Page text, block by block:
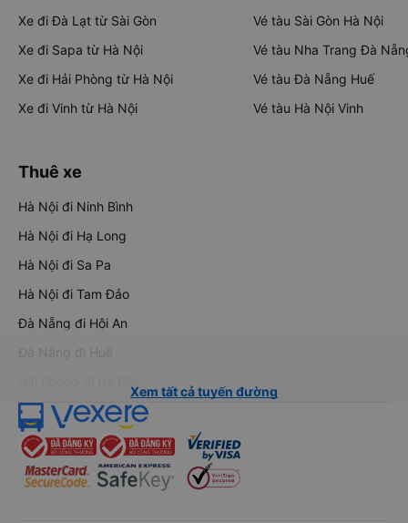
Xe đi Đà Lạt từ Sài Gòn
Xe đi Sapa từ Hà Nội
Xe đi Hải Phòng từ Hà Nội
Xe đi Vinh từ Hà Nội
Vé tàu Sài Gòn Hà Nội
Vé tàu Nha Trang Đà
Vé tàu Đà Nẵng Huế
Vé tàu Hà Nội Vinh
Thuê xe
Hà Nội đi Ninh Bình
Hà Nội đi Hạ Long
Hà Nội đi Sa Pa
Hà Nội đi Tam Đảo
Đà Nẵng đi Hội An
Đà Nẵng đi Huế
Xem tất cả tuyến đường